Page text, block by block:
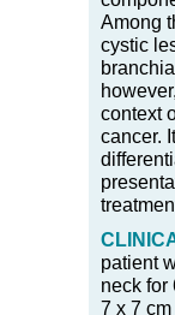
Among
cystic
context
cancer.
patient
neck for
7 x 7